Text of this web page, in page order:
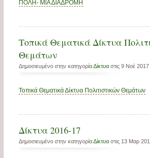
ΠΟΛΗ- ΜΙΑ ΔΙΑΔΡΟΜΗ
Τοπικά Θεματικά Δίκτυα
Θεμάτων
Δημοσιευμένο στην κατηγορίαΔίκτυαστις 9 Νοέ 2017
Τοπικά Θεματικά Δίκτυα Πολιτιστικών Θεμάτων
Δίκτυα 2016-17
Δημοσιευμένο στην κατηγορίαΔίκτυαστις 13 Μαρ